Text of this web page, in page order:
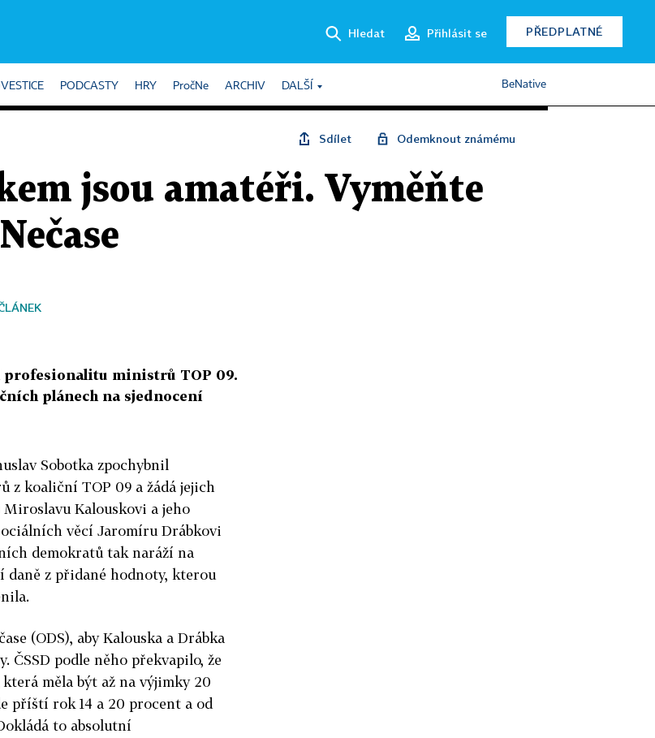
Hledat Přihlásit se PŘEDPLATNÉ
PODCASTY HRY PročNe ARCHIV DALŠÍ BeNative
Sdílet Odemknout známému
jsou amatéři. Vyměňte
profesionalitu ministrů TOP 09.
plánech na sjednocení
Sobotka zpochybnil
koaliční TOP 09 a žádá jejich
Kalouskovi a jeho
věcí Jaromíru Drábkovi
demokratů tak naráží na
daně z přidané hodnoty, kterou
(ODS), aby Kalouska a Drábka
ČSSD podle něho překvapilo, že
měla být až na výjimky 20
příští rok 14 a 20 procent a od
to absolutní